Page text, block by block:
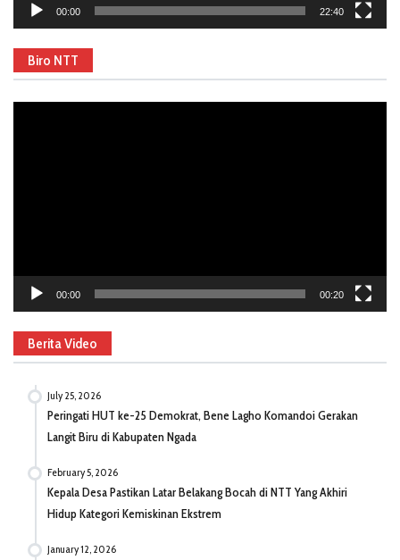
00:00 22:40
Biro NTT
00:00 00:20
Berita Video
July 25, 2026
Peringati HUT ke-25 Demokrat, Bene Lagho Komandoi Gerakan
Langit Biru di Kabupaten Ngada
February 5, 2026
Kepala Desa Pastikan Latar Belakang Bocah di NTT Yang Akhiri
Hidup Kategori Kemiskinan Ekstrem
January 12, 2026